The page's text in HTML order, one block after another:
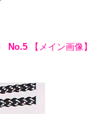
No.5【メイン画像】